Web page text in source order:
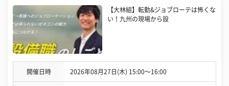
【大林組】転勤&ジョブローテは怖くな
い！九州の現場から設
開催日時 2026年08月27日(木) 15:00〜16:00